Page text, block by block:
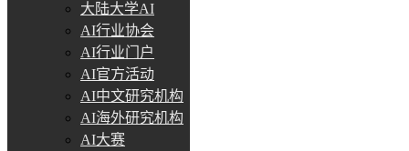
大陆大学AI
AI行业协会
AI行业门户
AI官方活动
AI中文研究机构
AI海外研究机构
AI大赛